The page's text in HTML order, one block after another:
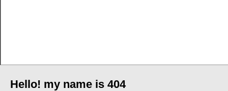
Hello! my name is 404